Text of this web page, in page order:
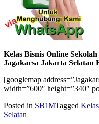
Kelas Bisnis Online
Jagakarsa Jakarta Selatan
[googlemap
width=”600″ height=”340″
Posted in SB1MTagged
Selatan